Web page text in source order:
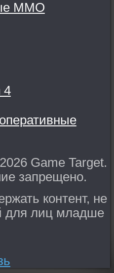
MMO
4
Game Target.
запрещено.